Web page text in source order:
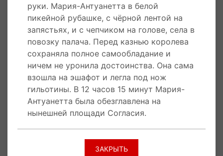
Жена французского короля Людовика XVI,
Мария Антуанетта16 октября 1793 года, в 4
часа утра заслушала достойно свой приговор.
Затем палач Шарль Анри Сансон подстриг
королеву наголо и надел ей оковы на
отведенные за спину руки. Мария-Антуанетта
перед казнью сохраняла полное
самообладание и ничем не уронила
королевского достоинства. Женщина сама
взошла на эшафот и сама легла под
была обезглавлена на площади Согласия.
В 1815 году по приказу Карла X, граф д’Артуа
руки. Мария-Антуанетта в белой
пикейной рубашке, с чёрной лентой на
запястьях, и с чепчиком на голове, села в
повозку палача. Перед казнью королева
сохраняла полное самообладание и
ничем не уронила достоинства. Она сама
взошла на эшафот и легла под нож
гильотины. В 12 часов 15 минут Мария-
Антуанетта была обезглавлена на
нынешней площади Согласия.
ЗАКРЫТЬ